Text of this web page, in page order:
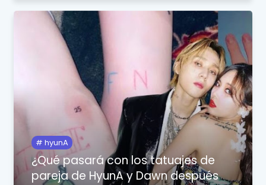
hyunA
¿Qué pasará con los tatuajes de
pareja de HyunA y Dawn después